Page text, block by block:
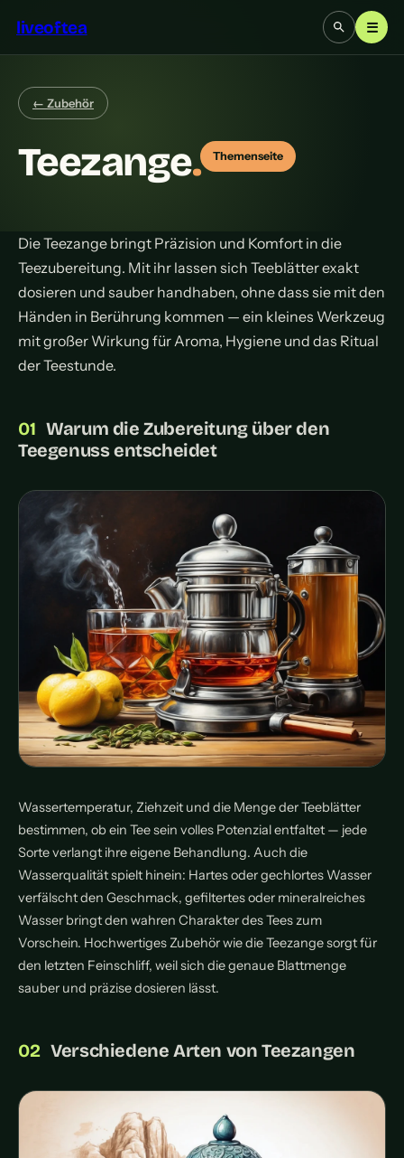
liveoftea ☰
← Zubehör
Teezange. Themenseite
Die Teezange bringt Präzision und Komfort in die
Teezubereitung. Mit ihr lassen sich Teeblätter exakt
dosieren und sauber handhaben, ohne dass sie mit den
Händen in Berührung kommen — ein kleines Werkzeug
mit großer Wirkung für Aroma, Hygiene und das Ritual
der Teestunde.
Warum die Zubereitung über den
Teegenuss entscheidet
Wassertemperatur, Ziehzeit und die Menge der Teeblätter
bestimmen, ob ein Tee sein volles Potenzial entfaltet — jede
Sorte verlangt ihre eigene Behandlung. Auch die
Wasserqualität spielt hinein: Hartes oder gechlortes Wasser
verfälscht den Geschmack, gefiltertes oder mineralreiches
Wasser bringt den wahren Charakter des Tees zum
Vorschein. Hochwertiges Zubehör wie die Teezange sorgt für
den letzten Feinschliff, weil sich die genaue Blattmenge
sauber und präzise dosieren lässt.
Verschiedene Arten von Teezangen